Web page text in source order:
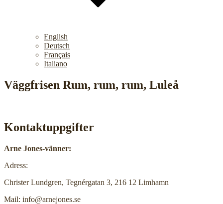
English
Deutsch
Français
Italiano
Väggfrisen Rum, rum, rum, Luleå
Kontaktuppgifter
Arne Jones-vänner:
Adress:
Christer Lundgren, Tegnérgatan 3, 216 12 Limhamn
Mail: info@arnejones.se